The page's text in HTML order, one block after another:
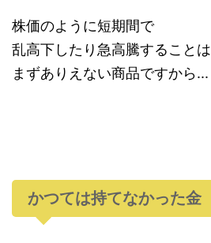
株価のように短期間で
乱高下したり急高騰することは
まずありえない商品ですから...
かつては持てなかった金